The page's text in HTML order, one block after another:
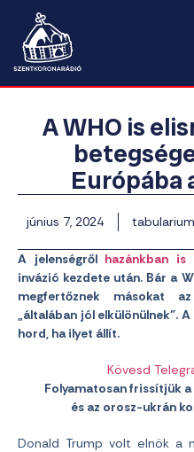
A WHO is
Európába
június 7, 2024 tabularium
A jelenségről hazánkban is
invázió kezdete után. Bár a
megfertőznek másokat
„általában jól elkülönülnek”.
hord, ha ilyet állít.
Kövesd
Folyamatosan frissítjük
és az orosz-ukrán
Donald Trump volt elnök a